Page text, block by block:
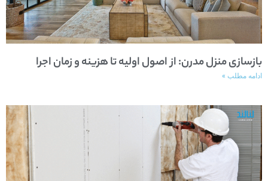
بازسازی منزل مدرن: از اصول اولیه تا هزینه و زمان اجرا
ادامه مطلب »